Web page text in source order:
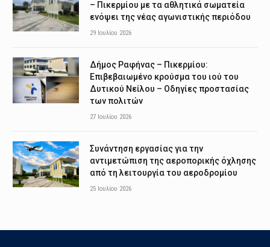
– Πικερμίου με τα αθλητικά σωματεία
ενόψει της νέας αγωνιστικής περιόδου
29 Ιουλίου 2026
Δήμος Ραφήνας – Πικερμίου:
Επιβεβαιωμένο κρούσμα του ιού του
Δυτικού Νείλου – Οδηγίες προστασίας
των πολιτών
27 Ιουλίου 2026
Συνάντηση εργασίας για την
αντιμετώπιση της αεροπορικής όχλησης
από τη λειτουργία του αεροδρομίου
25 Ιουλίου 2026